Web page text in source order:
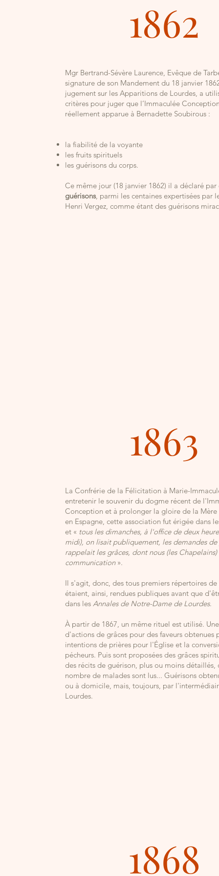
1862
Mgr Bertrand-Sévère Laurence, Evêque de
signature de son Mandement du 18 janvier
jugement sur les Apparitions de Lourdes, a
critères pour juger que l’Immaculée
réellement apparue à Bernadette Soubirous :
la fiabilité de la voyante
les fruits spirituels
les guérisons du corps.
Ce même jour (18 janvier 1862) il a déclaré par
guérisons, parmi les centaines expertisées par
Henri Vergez, comme étant des guérisons
1863
La Confrérie de la Félicitation à Marie-
entretenir le souvenir du dogme récent de
Conception et à prolonger la gloire de la Mère
en Espagne, cette association fut érigée dans
et « tous les dimanches, à l'office de deux
midi), on lisait publiquement, les demandes
rappelait les grâces, dont nous (les Chapelains)
communication ».
Il s'agit, donc, des tous premiers répertoires de
étaient, ainsi, rendues publiques avant que
dans les Annales de Notre-Dame de Lourdes.
À partir de 1867, un même rituel est utilisé.
d'actions de grâces pour des faveurs obtenues
intentions de prières pour l'Église et la
pécheurs. Puis sont proposées des grâces
des récits de guérison, plus ou moins détaillés,
nombre de malades sont lus... Guérisons
ou à domicile, mais, toujours, par
Lourdes.
1868